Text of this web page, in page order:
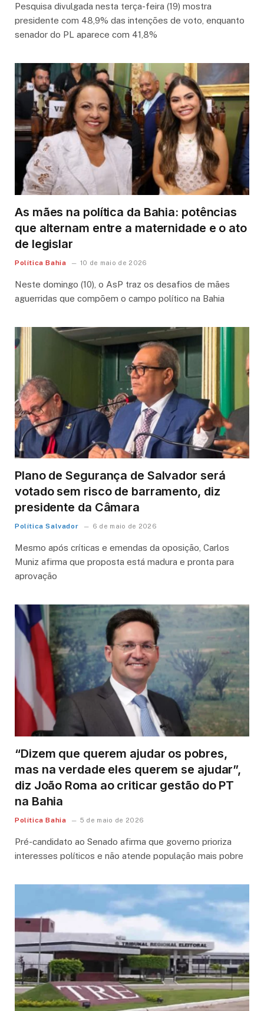
Pesquisa divulgada nesta terça-feira (19) mostra
presidente com 48,9% das intenções de voto, enquanto
senador do PL aparece com 41,8%
As mães na política da Bahia: potências
que alternam entre a maternidade e o ato
de legislar
Política Bahia 10 de maio de 2026
Neste domingo (10), o AsP traz os desafios de mães
aguerridas que compõem o campo político na Bahia
Plano de Segurança de Salvador será
votado sem risco de barramento, diz
presidente da Câmara
Política Salvador 6 de maio de 2026
Mesmo após críticas e emendas da oposição, Carlos
Muniz afirma que proposta está madura e pronta para
aprovação
“Dizem que querem ajudar os pobres,
mas na verdade eles querem se ajudar”,
diz João Roma ao criticar gestão do PT
na Bahia
Política Bahia 5 de maio de 2026
Pré-candidato ao Senado afirma que governo prioriza
interesses políticos e não atende população mais pobre